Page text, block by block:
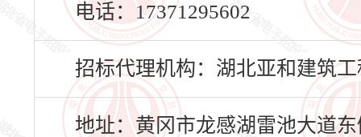
电话：17371295602
招标代理机构：湖北亚和建筑
地址：黄冈市龙感湖雷池大道